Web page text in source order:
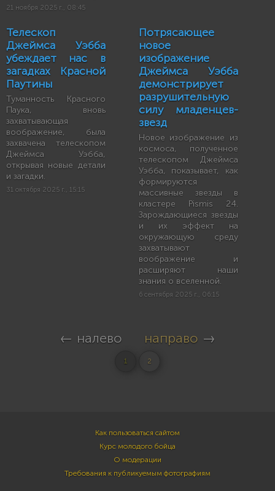
21 ноября 2025 г., 08:45
Телескоп
Джеймса Уэбба
убеждает нас в
загадках Красной
Паутины
Туманность Красного
Паука, вновь
захватывающая
воображение, была
захвачена телескопом
Джеймса Уэбба,
открывая новые детали
и загадки.
31 октября 2025 г., 15:15
Потрясающее
новое
изображение
Джеймса Уэбба
демонстрирует
разрушительную
силу младенцев-
звезд
Новое изображение из
космоса, полученное
телескопом Джеймса
Уэбба, показывает, как
формируются
массивные звезды в
кластере Pismis 24.
Зарождающиеся звезды
и их эффект на
окружающую среду
захватывают
воображение и
расширяют наши
знания о вселенной.
6 сентября 2025 г., 06:15
← налево направо →
1 2
Как пользоваться сайтом
Курс молодого бойца
О модерации
Требования к публикуемым фотографиям